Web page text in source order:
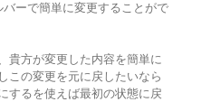
ーで簡単に変更することがで
貴方が変更した内容を簡単に
この変更を元に戻したいなら
するを使えば最初の状態に戻